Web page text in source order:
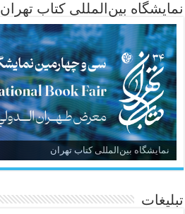
نمایشگاه بین‌المللی کتاب تهران
نمایشگاه بین‌المللی کتاب تهران
تبلیغات